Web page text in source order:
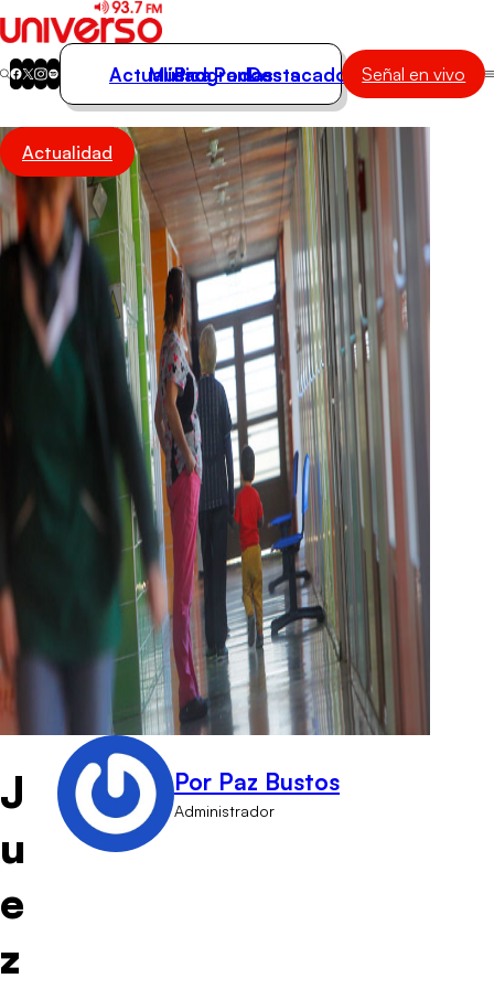
Actualidad
Música
Programas
Podcasts
Destacados
Actualidad
Música
Programas
Podcasts
Destacados Señal en vivo
Actualidad
J
u
e
z
Por Paz Bustos
Administrador